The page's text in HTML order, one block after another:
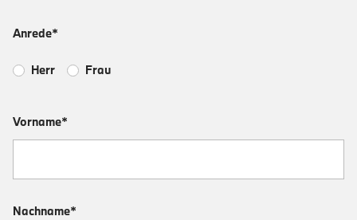
Anrede*
Herr Frau
Vorname*
Nachname*